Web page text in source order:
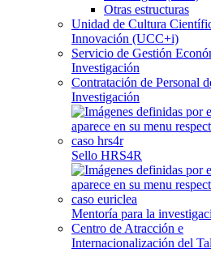
Otras estructuras
Unidad de Cultura
Innovación (UCC+i)
Servicio de Gestión
Investigación
Contratación de Personal
Investigación
Sello HRS4R
Mentoría para la
Centro de Atracción e
Internacionalización del